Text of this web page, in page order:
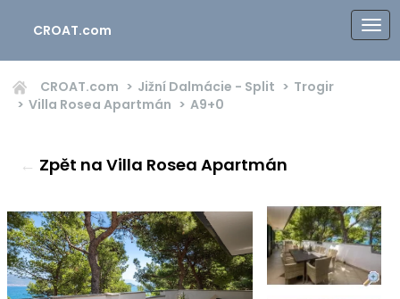
CROAT.com
CROAT.com Jižní Dalmácie - Split
Trogir
Villa Rosea Apartmán
A9+0
← Zpět na Villa Rosea Apartmán